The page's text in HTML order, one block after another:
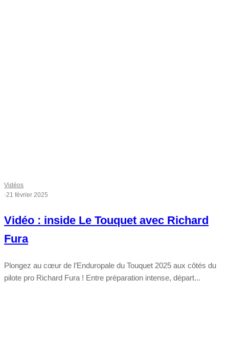
Vidéos
·21 février 2025
Vidéo : inside Le Touquet avec Richard
Fura
Plongez au cœur de l’Enduropale du Touquet 2025 aux côtés du
pilote pro Richard Fura ! Entre préparation intense, départ...